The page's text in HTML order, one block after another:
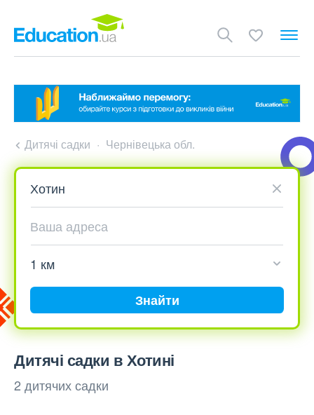
Дитячі садки Чернівецька обл.
Знайти
Дитячі садки в Хотині
2 дитячих садки